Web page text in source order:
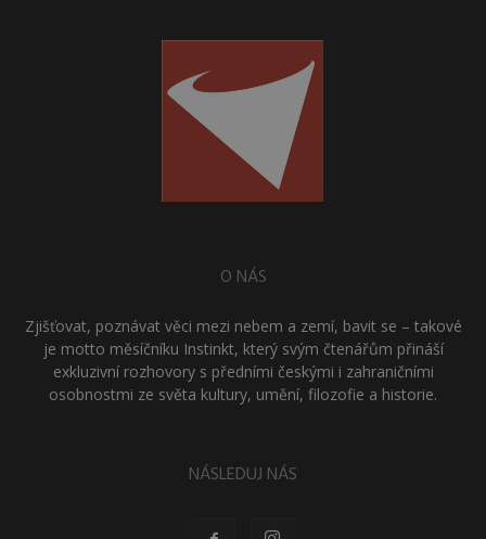
O NÁS
Zjišťovat, poznávat věci mezi nebem a zemí, bavit se – takové
je motto měsíčníku Instinkt, který svým čtenářům přináší
exkluzivní rozhovory s předními českými i zahraničními
osobnostmi ze světa kultury, umění, filozofie a historie.
NÁSLEDUJ NÁS